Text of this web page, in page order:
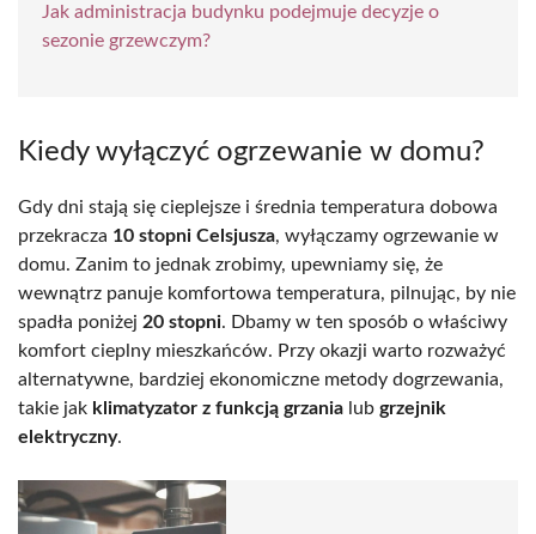
Jak administracja budynku podejmuje decyzje o
sezonie grzewczym?
Kiedy wyłączyć ogrzewanie w domu?
Gdy dni stają się cieplejsze i średnia temperatura dobowa
przekracza 10 stopni Celsjusza, wyłączamy ogrzewanie w
domu. Zanim to jednak zrobimy, upewniamy się, że
wewnątrz panuje komfortowa temperatura, pilnując, by nie
spadła poniżej 20 stopni. Dbamy w ten sposób o właściwy
komfort cieplny mieszkańców. Przy okazji warto rozważyć
alternatywne, bardziej ekonomiczne metody dogrzewania,
takie jak klimatyzator z funkcją grzania lub grzejnik
elektryczny.